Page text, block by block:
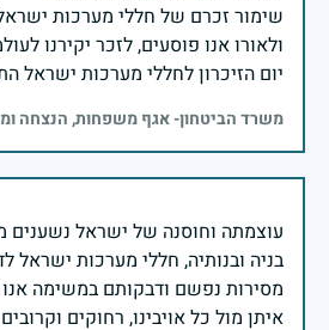
שימור זכרם של חללי מערכות ישראל
יום הזיכרון לחללי מערכות ישראל
משרד הביטחון- אגף משפחות, הנצחה
עוצמתה וחוסנה של ישראל נשענים
בניה ובנותיה, חללי מערכות ישראל
מסירות נפשם ודבקותם במשימה